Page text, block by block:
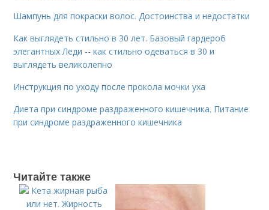
Шампунь для покраски волос. Достоинства и недостатки
Как выглядеть стильно в 30 лет. Базовый гардероб
элегантных Леди -- как стильно одеваться в 30 и
выглядеть великолепно
Инструкция по уходу после прокола мочки уха
Диета при синдроме раздраженного кишечника. Питание
при синдроме раздраженного кишечника
Читайте также